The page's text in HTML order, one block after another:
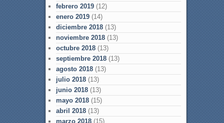
febrero 2019(12)
enero 2019(14)
diciembre 2018(13)
noviembre 2018(13)
octubre 2018(13)
septiembre 2018(13)
agosto 2018(13)
julio 2018(13)
junio 2018(13)
mayo 2018(15)
abril 2018(13)
marzo 2018(15)